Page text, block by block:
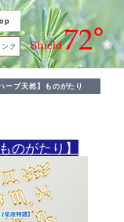
ク
ブ天然】ものがたり
のがたり】